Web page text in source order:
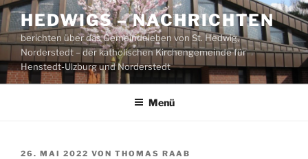
Zum
Inhalt
springen
HEDWIGS – NACHRICHTEN
berichten über das Gemeindeleben von St. Hedwig,
Norderstedt – der katholischen Kirchengemeinde für
Henstedt-Ulzburg und Norderstedt
Menü
VERÖFFENTLICHT
26. MAI 2022 VON THOMAS RAAB